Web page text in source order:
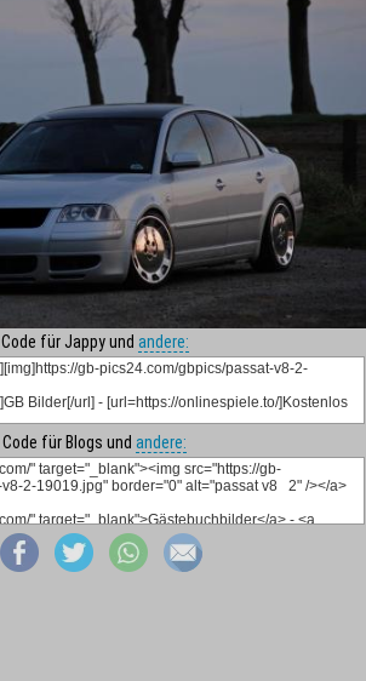
Code für Jappy und andere:
Code für Blogs und andere: